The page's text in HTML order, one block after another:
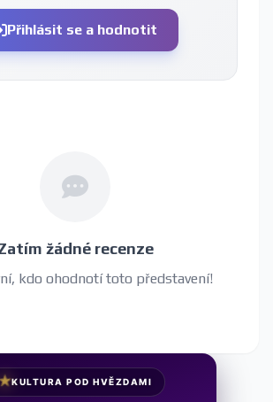
Přihlásit se a hodnotit
žádné recenze
kdo ohodnotí toto představení!
★KULTURA POD HVĚZDAMI